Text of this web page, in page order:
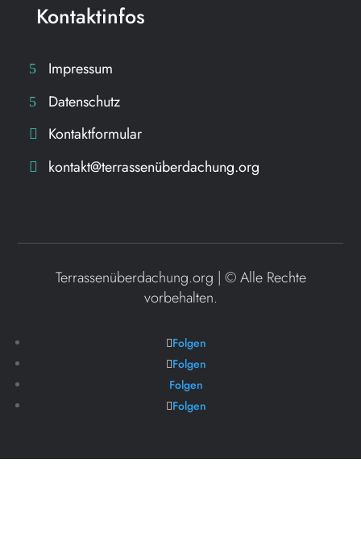
Kontaktinfos
Impressum
Datenschutz
Kontaktformular
kontakt@terrassenüberdachung.org
Terrassenüberdachung.org | ©Alle Rechte
vorbehalten.
Folgen
Folgen
Folgen
Folgen